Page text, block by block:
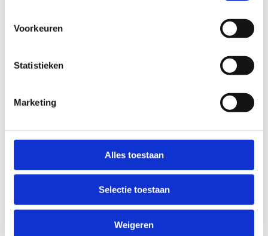
Voorkeuren
Statistieken
Marketing
Alles toestaan
Selectie toestaan
Weigeren
Westhoek. Zowel de recreatieve als de gevorderde skeeleraars
komen hierbij aan hun trekken. Ook lopers, wandelaars,
regio Midwest!